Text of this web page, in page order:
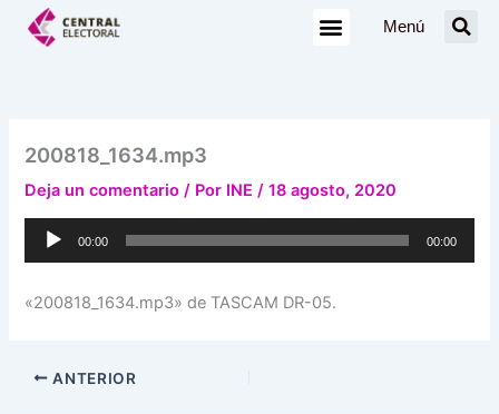
Menú
200818_1634.mp3
Deja un comentario / Por INE/18 agosto, 2020
Reproductor
00:00 00:00
«200818_1634.mp3» de TASCAM DR-05.
ANTERIOR